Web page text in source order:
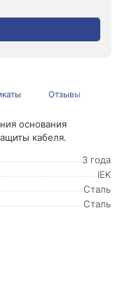
Отзывы
основания
кабеля.
3 года
IEK
Сталь
Сталь